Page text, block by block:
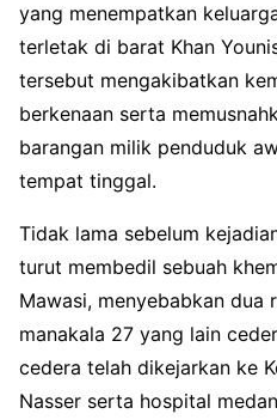
yang menempatkan
terletak di barat Khan
tersebut mengakibatkan
berkenaan serta
barangan milik penduduk
tempat tinggal.
Tidak lama sebelum
turut membedil sebuah
Mawasi, menyebabkan dua
manakala 27 yang lain
cedera telah dikejarkan ke
Nasser serta hospital